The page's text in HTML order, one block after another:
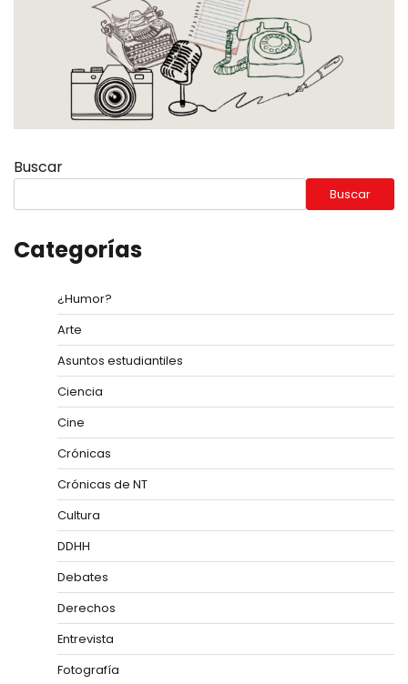
Buscar
Buscar
Categorías
¿Humor?
Arte
Asuntos estudiantiles
Ciencia
Cine
Crónicas
Crónicas de NT
Cultura
DDHH
Debates
Derechos
Entrevista
Fotografía